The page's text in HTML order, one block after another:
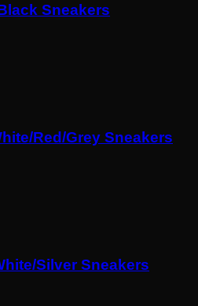
Sneakers
Red/Grey Sneakers
Silver Sneakers